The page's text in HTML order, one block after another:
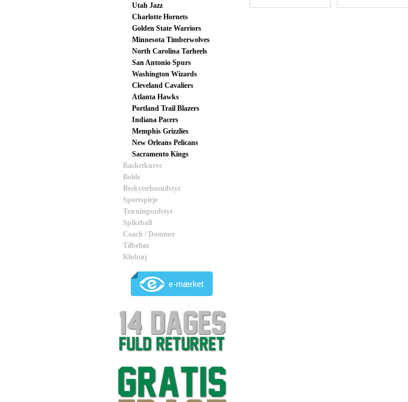
Utah Jazz
Charlotte Hornets
Golden State Warriors
Minnesota Timberwolves
North Carolina Tarheels
San Antonio Spurs
Washington Wizards
Cleveland Cavaliers
Atlanta Hawks
Portland Trail Blazers
Indiana Pacers
Memphis Grizzlies
New Orleans Pelicans
Sacramento Kings
Basketkurve
Bolde
Beskyttelsesudstyr
Sportspleje
Træningsudstyr
Spikeball
Coach / Dommer
Tilbehør
Klubtøj